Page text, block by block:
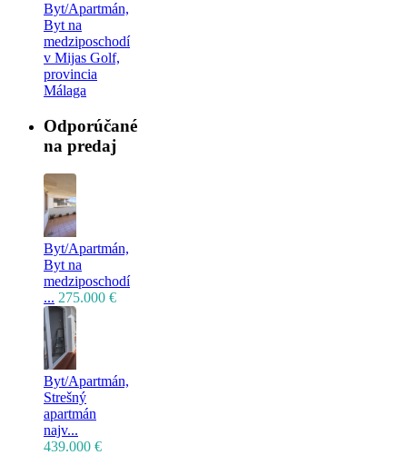
Byt/Apartmán,
Byt na
medziposchodí
v Mijas Golf,
provincia
Málaga
Odporúčané
na predaj
Byt/Apartmán,
Byt na
medziposchodí
... 275.000 €
Byt/Apartmán,
Strešný
apartmán
najv...
439.000 €